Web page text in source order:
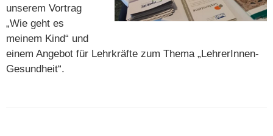
unserem Vortrag
„Wie geht es
meinem Kind“ und
einem Angebot für Lehrkräfte zum Thema „LehrerInnen-
Gesundheit“.